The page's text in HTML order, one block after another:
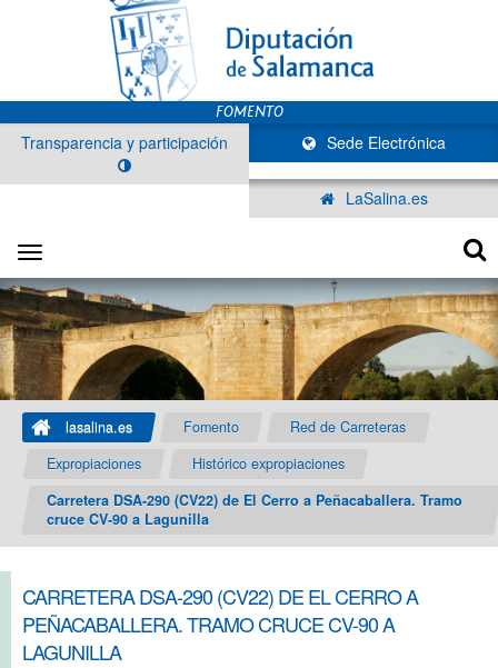
Sede Electrónica
Transparencia y participación
LaSalina.es
Toggle
navigation
lasalina.es Fomento
Red de Carreteras
Expropiaciones
Histórico expropiaciones
Carretera DSA-290 (CV22) de El Cerro a Peñacaballera. Tramo
cruce CV-90 a Lagunilla
CARRETERA DSA-290 (CV22) DE EL CERRO A
PEÑACABALLERA. TRAMO CRUCE CV-90 A
LAGUNILLA